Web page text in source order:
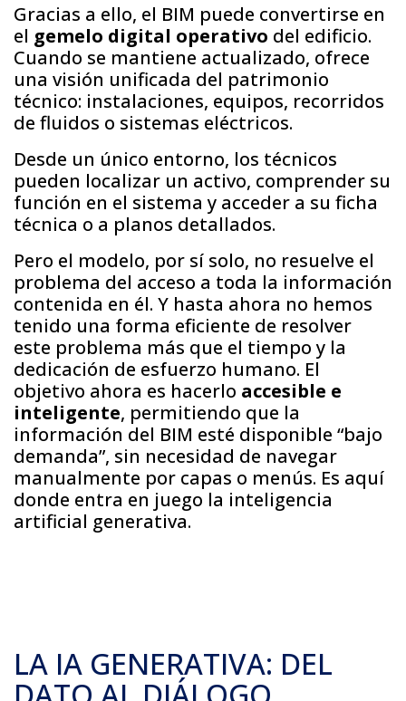
Gracias a ello, el BIM puede convertirse en
el gemelo digital operativo del edificio.
Cuando se mantiene actualizado, ofrece
una visión unificada del patrimonio
técnico: instalaciones, equipos, recorridos
de fluidos o sistemas eléctricos.
Desde un único entorno, los técnicos
pueden localizar un activo, comprender su
función en el sistema y acceder a su ficha
técnica o a planos detallados.
Pero el modelo, por sí solo, no resuelve el
problema del acceso a toda la información
contenida en él. Y hasta ahora no hemos
tenido una forma eficiente de resolver
este problema más que el tiempo y la
dedicación de esfuerzo humano. El
objetivo ahora es hacerlo accesible e
inteligente, permitiendo que la
información del BIM esté disponible “bajo
demanda”, sin necesidad de navegar
manualmente por capas o menús. Es aquí
donde entra en juego la inteligencia
artificial generativa.
LA IA GENERATIVA: DEL